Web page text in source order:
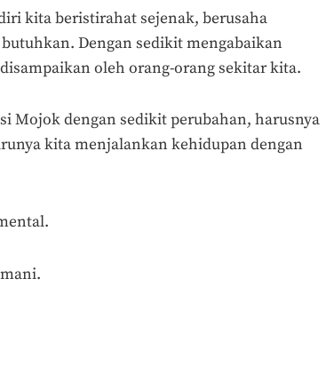
kita beristirahat sejenak, berusaha
Dengan sedikit mengabaikan
oleh orang-orang sekitar kita.
Mojok dengan sedikit perubahan, harusnya
kita menjalankan kehidupan dengan